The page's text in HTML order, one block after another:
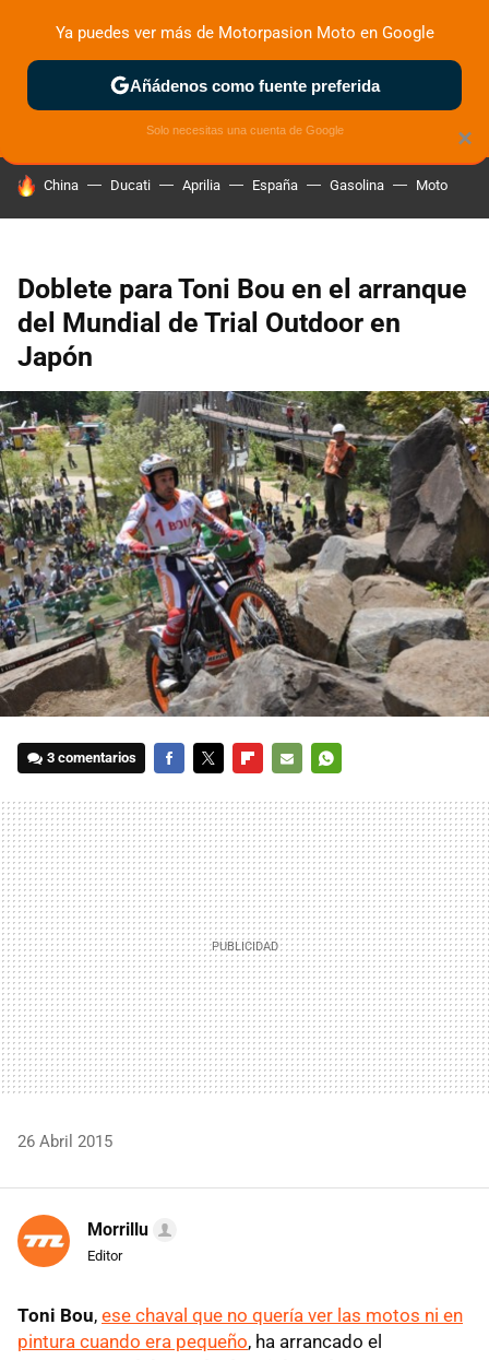
ZONA DE PRUEBAS DEPORTIVAS MOTOS ELÉCTRICAS
HOY SE HABLA DE
China Ducati Aprilia España Gasolina Moto
Doblete para Toni Bou en el arranque
del Mundial de Trial Outdoor en
Japón
3 comentarios
MAIL
26 Abril 2015
Morrillu
Editor
Toni Bou, ese chaval que no quería ver las motos ni en
pintura cuando era pequeño, ha arrancado el
×
Ya puedes ver más de Motorpasion Moto en Google
Añádenos como fuente preferida
Solo necesitas una cuenta de Google